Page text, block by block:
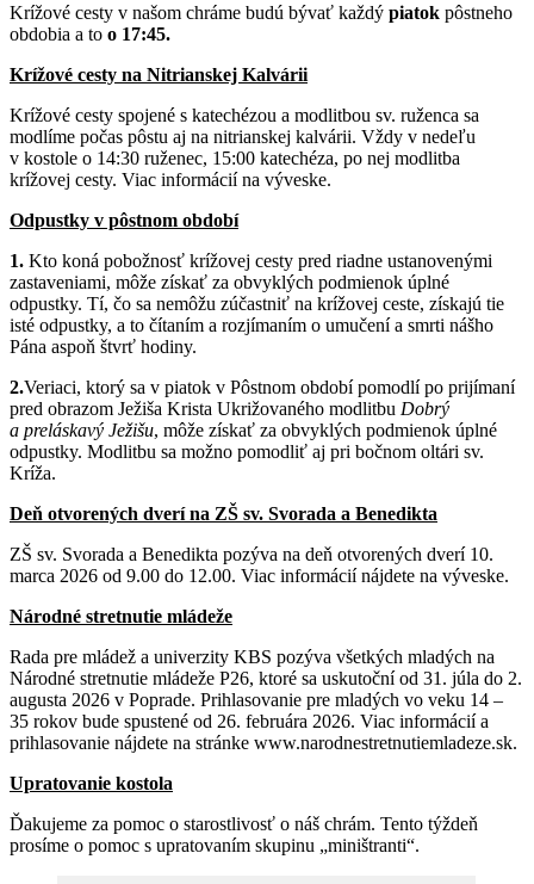
Krížové cesty v našom chráme budú bývať každý piatok pôstneho
obdobia a to o 17:45.
Krížové cesty na Nitrianskej Kalvárii
Krížové cesty spojené s katechézou a modlitbou sv. ruženca sa
modlíme počas pôstu aj na nitrianskej kalvárii. Vždy v nedeľu
v kostole o 14:30 ruženec, 15:00 katechéza, po nej modlitba
krížovej cesty. Viac informácií na výveske.
Odpustky v pôstnom období
1. Kto koná pobožnosť krížovej cesty pred riadne ustanovenými
zastaveniami, môže získať za obvyklých podmienok úplné
odpustky. Tí, čo sa nemôžu zúčastniť na krížovej ceste, získajú tie
isté odpustky, a to čítaním a rozjímaním o umučení a smrti nášho
Pána aspoň štvrť hodiny.
2.Veriaci, ktorý sa v piatok v Pôstnom období pomodlí po prijímaní
pred obrazom Ježiša Krista Ukrižovaného modlitbu Dobrý
a preláskavý Ježišu, môže získať za obvyklých podmienok úplné
odpustky. Modlitbu sa možno pomodliť aj pri bočnom oltári sv.
Kríža.
Deň otvorených dverí na ZŠ sv. Svorada a Benedikta
ZŠ sv. Svorada a Benedikta pozýva na deň otvorených dverí 10.
marca 2026 od 9.00 do 12.00. Viac informácií nájdete na výveske.
Národné stretnutie mládeže
Rada pre mládež a univerzity KBS pozýva všetkých mladých na
Národné stretnutie mládeže P26, ktoré sa uskutoční od 31. júla do 2.
augusta 2026 v Poprade. Prihlasovanie pre mladých vo veku 14 –
35 rokov bude spustené od 26. februára 2026. Viac informácií a
prihlasovanie nájdete na stránke www.narodnestretnutiemladeze.sk.
Upratovanie kostola
Ďakujeme za pomoc o starostlivosť o náš chrám. Tento týždeň
prosíme o pomoc s upratovaním skupinu „miništranti“.